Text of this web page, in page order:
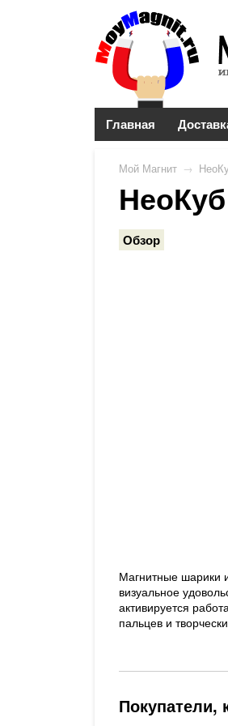
Главная
Мой Магнит →
Обзор
Магнитные шарики
визуальное
активируется
пальцев и
Покупатели,